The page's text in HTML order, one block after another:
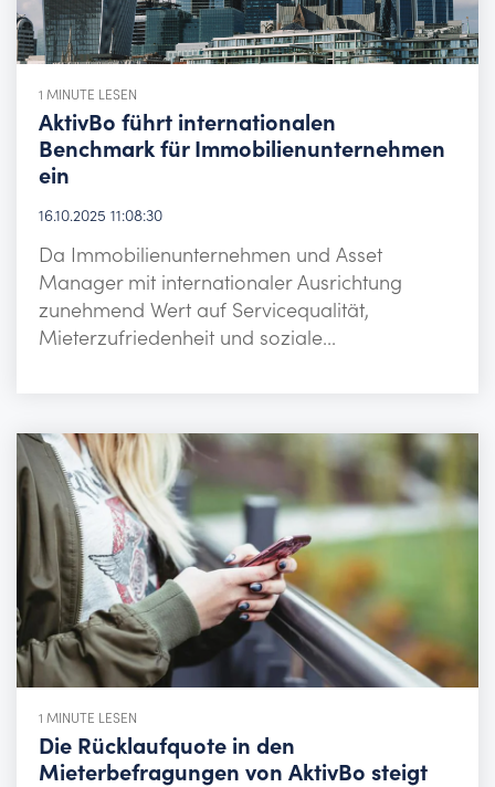
1 MINUTE LESEN
AktivBo führt internationalen
Benchmark für Immobilienunternehmen
ein
16.10.2025 11:08:30
Da Immobilienunternehmen und Asset
Manager mit internationaler Ausrichtung
zunehmend Wert auf Servicequalität,
Mieterzufriedenheit und soziale...
1 MINUTE LESEN
Die Rücklaufquote in den
Mieterbefragungen von AktivBo steigt